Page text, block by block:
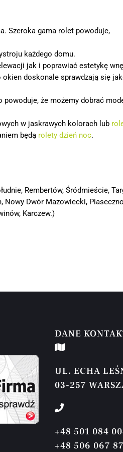
Szeroka gama rolet powoduje,
każdego domu.
jak i poprawiać estetykę
doskonale sprawdzają się
że możemy dobrać
w jaskrawych kolorach lub
będą rolety dzień noc.
Rembertów, Śródmieście,
Nowy Dwór Mazowiecki,
Karczew.)
DANE
UL. ECHA
03-257
+48 501 084
+48 506 067